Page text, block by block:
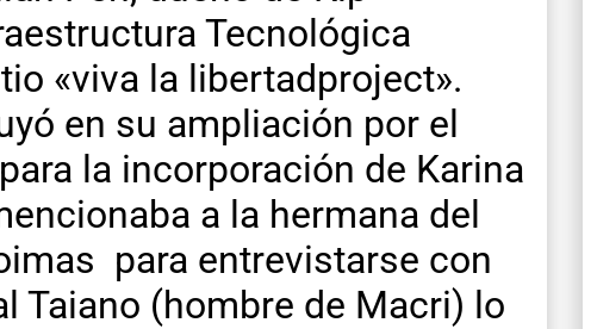
Tecnológica
«viva la libertadproject».
en su ampliación por el
la incorporación de Karina
a la hermana del
para entrevistarse con
Taiano (hombre de Macri) lo